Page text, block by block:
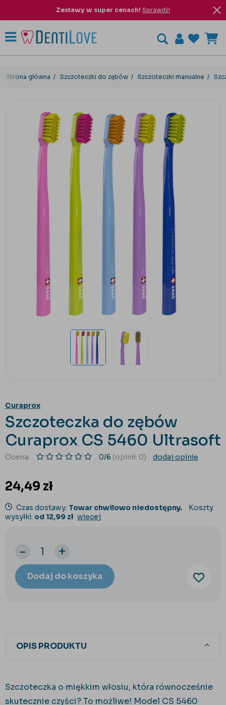
Zestawy w super cenach! Sprawdź!
Strona główna Szczoteczki do zębów Szczoteczki manualne
Curaprox
Szczoteczka do zębów
Curaprox CS 5460 Ultrasoft
Ocena: 0/6 (opinii: 0) dodaj opinię
24,49 zł
Czas dostawy: Towar chwilowo niedostępny.
Koszty
wysyłki: od 12,99 zł więcej
- +
Dodaj do koszyka
OPIS PRODUKTU
Szczoteczka o miękkim włosiu, która równocześnie
skutecznie czyści? To możliwe! Model CS 5460